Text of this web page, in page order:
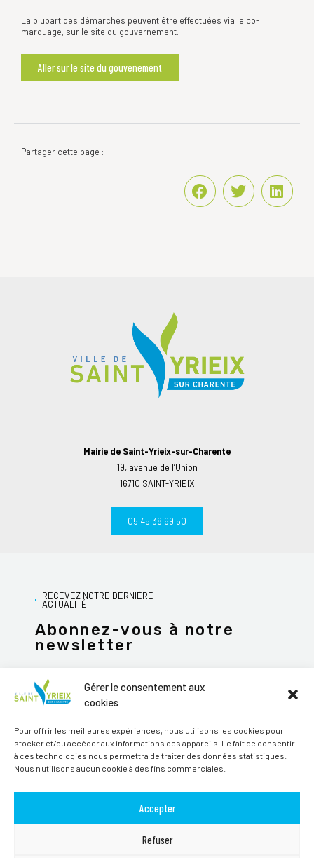
Gérer le consentement aux
cookies
Pour offrir les meilleures expériences, nous utilisons les cookies pour
stocker et/ou accéder aux informations des appareils. Le fait de consentir
à ces technologies nous permettra de traiter des données statistiques.
Nous n'utilisons aucun cookie à des fins commerciales.
Accepter
Refuser
La plupart des démarches peuvent être effectuées via le co-
marquage, sur le site du gouvernement.
Aller sur le site du gouvenement
Partager cette page :
Mairie de Saint-Yrieix-sur-Charente
19, avenue de l’Union
16710 SAINT-YRIEIX
05 45 38 69 50
RECEVEZ NOTRE DERNIÈRE
ACTUALITÉ
Abonnez-vous à notre
newsletter
JE M'ABONNE
Alternative: